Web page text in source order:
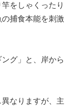
をしゃくったり
捕食本能を刺激
グ」と、岸から
なりますが、主